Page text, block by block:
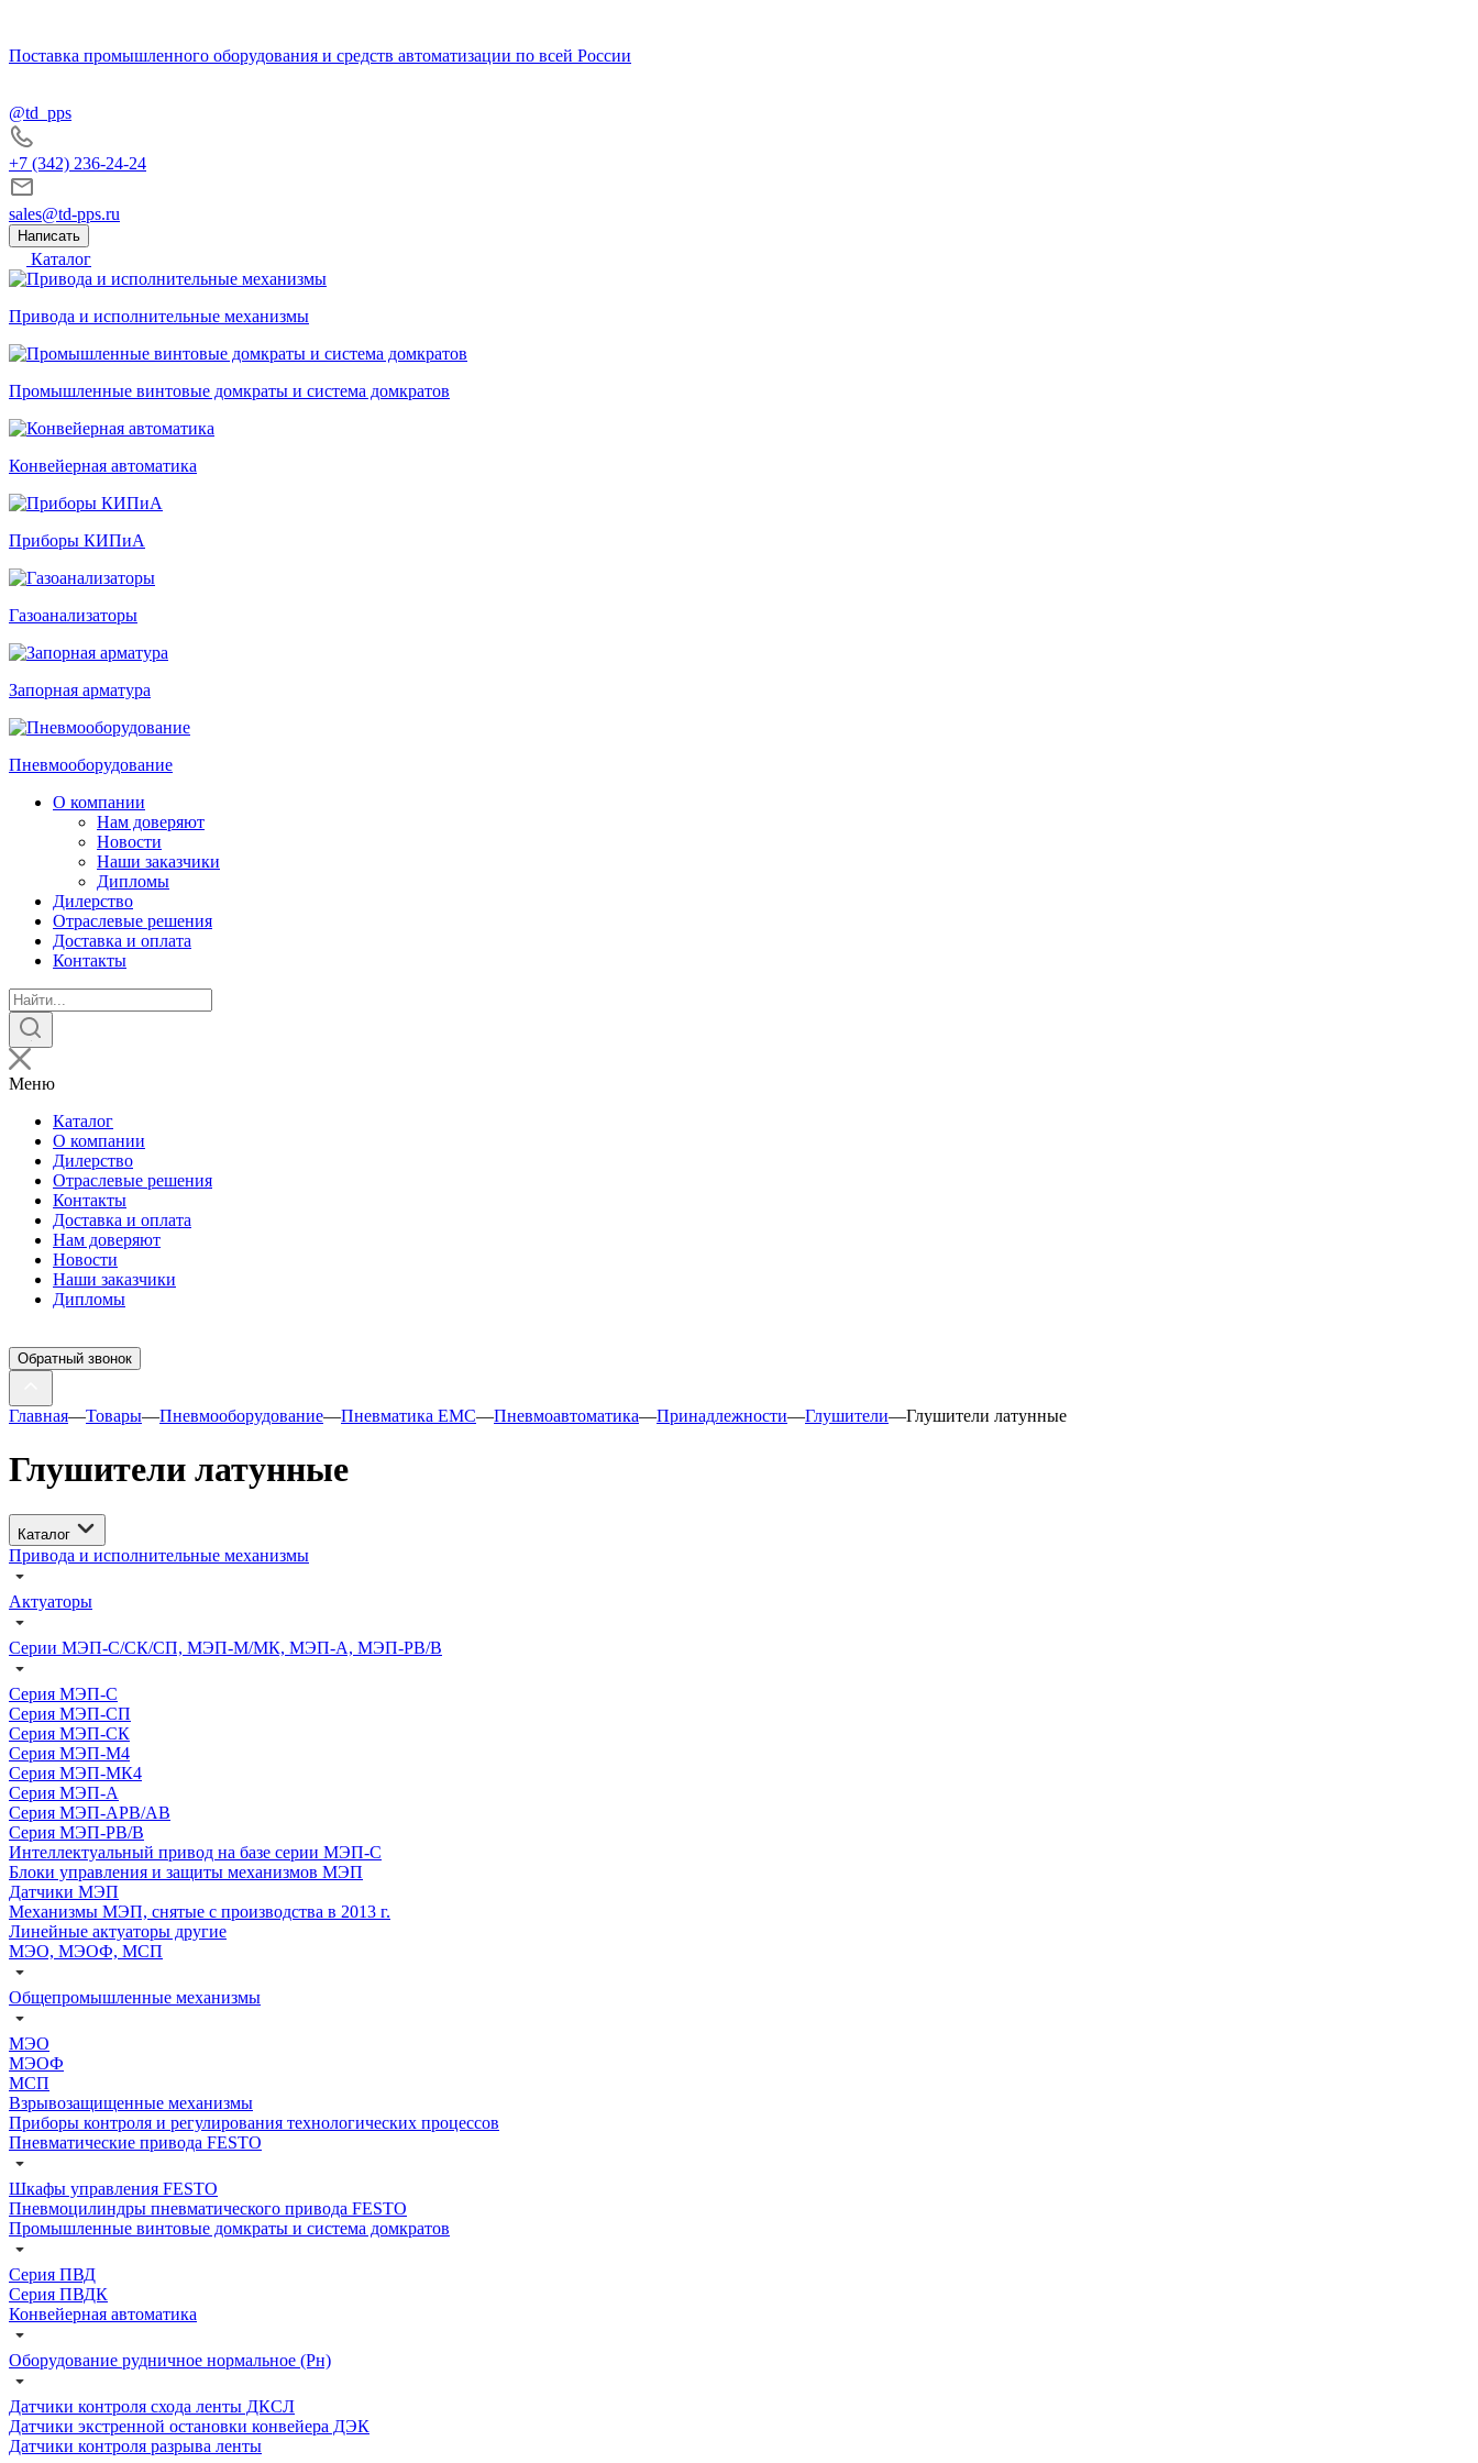
Поставка промышленного оборудования и средств автоматизации по всей России
@td_pps
+7 (342) 236-24-24
sales@td-pps.ru
Написать
Каталог
Привода и исполнительные механизмы
Промышленные винтовые домкраты и система домкратов
Конвейерная автоматика
Приборы КИПиА
Газоанализаторы
Запорная арматура
Пневмооборудование
О компании
Нам доверяют
Новости
Наши заказчики
Дипломы
Дилерство
Отраслевые решения
Доставка и оплата
Контакты
Поиск
товаров
Меню
Каталог
О компании
Дилерство
Отраслевые решения
Контакты
Доставка и оплата
Нам доверяют
Новости
Наши заказчики
Дипломы
Обратный звонок
Главная—Товары—Пневмооборудование—Пневматика EMC—Пневмоавтоматика—Принадлежности—Глушители—Глушители латунные
Глушители латунные
Каталог
Привода и исполнительные механизмы
Актуаторы
Серии МЭП-С/СК/СП, МЭП-М/МК, МЭП-А, МЭП-РВ/В
Серия МЭП-С
Серия МЭП-СП
Серия МЭП-СК
Серия МЭП-М4
Серия МЭП-МК4
Серия МЭП-А
Серия МЭП-АРВ/АВ
Серия МЭП-РВ/В
Интеллектуальный привод на базе серии МЭП-С
Блоки управления и защиты механизмов МЭП
Датчики МЭП
Механизмы МЭП, снятые с производства в 2013 г.
Линейные актуаторы другие
МЭО, МЭОФ, МСП
Общепромышленные механизмы
МЭО
МЭОФ
МСП
Взрывозащищенные механизмы
Приборы контроля и регулирования технологических процессов
Пневматические привода FESTO
Шкафы управления FESTO
Пневмоцилиндры пневматического привода FESTO
Промышленные винтовые домкраты и система домкратов
Серия ПВД
Серия ПВДК
Конвейерная автоматика
Оборудование рудничное нормальное (Рн)
Датчики контроля схода ленты ДКСЛ
Датчики экстренной остановки конвейера ДЭК
Датчики контроля разрыва ленты